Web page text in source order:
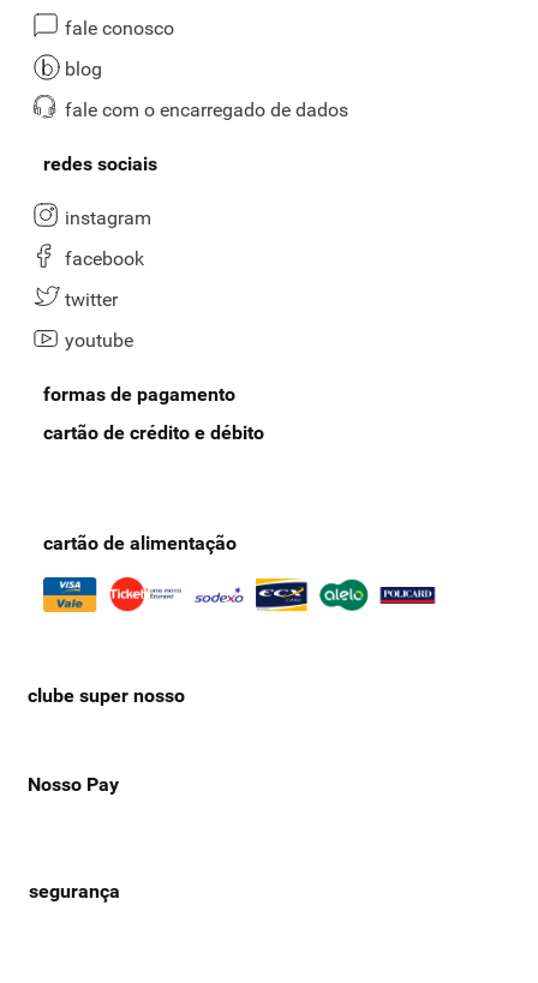
fale conosco
blog
fale com o encarregado de dados
redes sociais
instagram
facebook
twitter
youtube
formas de pagamento
cartão de crédito e débito
cartão de alimentação
clube super nosso
Nosso Pay